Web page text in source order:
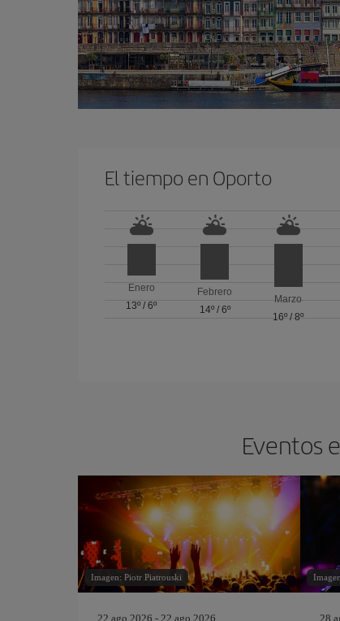
El tiempo en Oporto
Enero
13º /6º
Febrero
14º/ 6º
Marzo
16º /8º
Eventos
Imagen: Piotr Piatrouski
22 ago 2026 - 22 ago 2026 28